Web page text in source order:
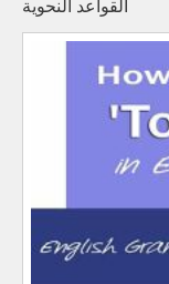
القواعد النحوية